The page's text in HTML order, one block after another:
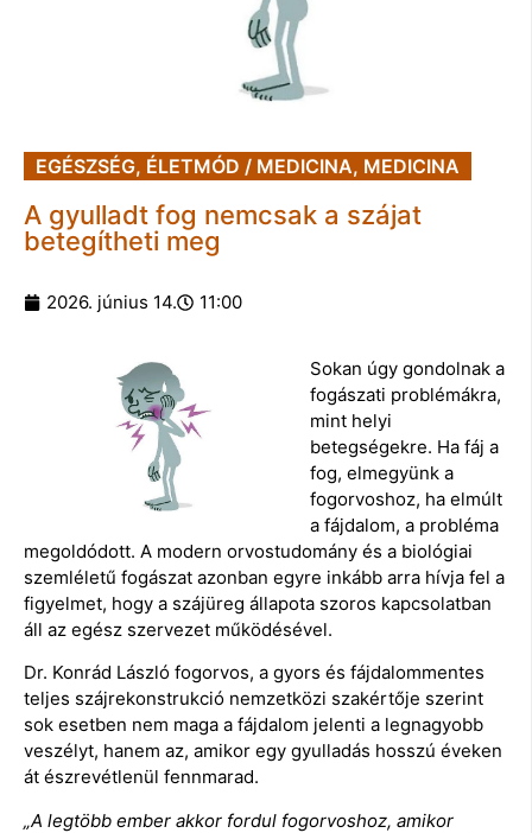
EGÉSZSÉG, ÉLETMÓD / MEDICINA, MEDICINA
A gyulladt fog nemcsak a szájat
betegítheti meg
2026. június 14. 11:00
Sokan úgy gondolnak a
fogászati problémákra,
mint helyi
betegségekre. Ha fáj a
fog, elmegyünk a
fogorvoshoz, ha elmúlt
a fájdalom, a probléma
megoldódott. A modern orvostudomány és a biológiai
szemléletű fogászat azonban egyre inkább arra hívja fel a
figyelmet, hogy a szájüreg állapota szoros kapcsolatban
áll az egész szervezet működésével.
Dr. Konrád László fogorvos, a gyors és fájdalommentes
teljes szájrekonstrukció nemzetközi szakértője szerint
sok esetben nem maga a fájdalom jelenti a legnagyobb
veszélyt, hanem az, amikor egy gyulladás hosszú éveken
át észrevétlenül fennmarad.
„A legtöbb ember akkor fordul fogorvoshoz, amikor